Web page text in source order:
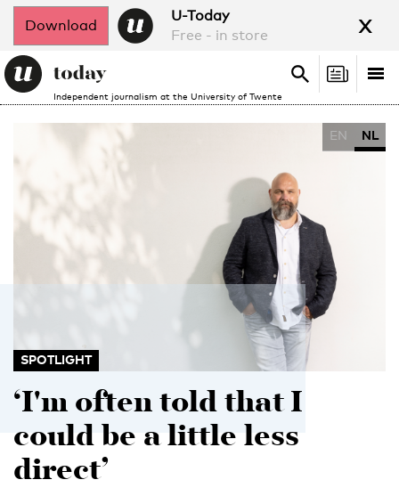
Download
U-Today
Free - in store
x
Independent journalism at the University of Twente
Search
Search
EN NL
SPOTLIGHT
‘I'm often told that I
could be a little less
direct’